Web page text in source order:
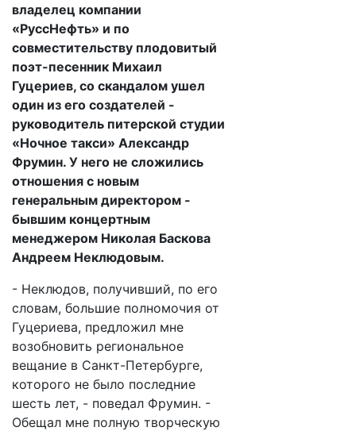
владелец компании
«РуссНефть» и по
совместительству плодовитый
поэт-песенник Михаил
Гуцериев, со скандалом ушел
один из его создателей -
руководитель питерской студии
«Ночное такси» Александр
Фрумин. У него не сложились
отношения с новым
генеральным директором -
бывшим концертным
менеджером Николая Баскова
Андреем Неклюдовым.
- Неклюдов, получивший, по его
словам, большие полномочия от
Гуцериева, предложил мне
возобновить региональное
вещание в Санкт-Петербурге,
которого не было последние
шесть лет, - поведал Фрумин. -
Обещал мне полную творческую